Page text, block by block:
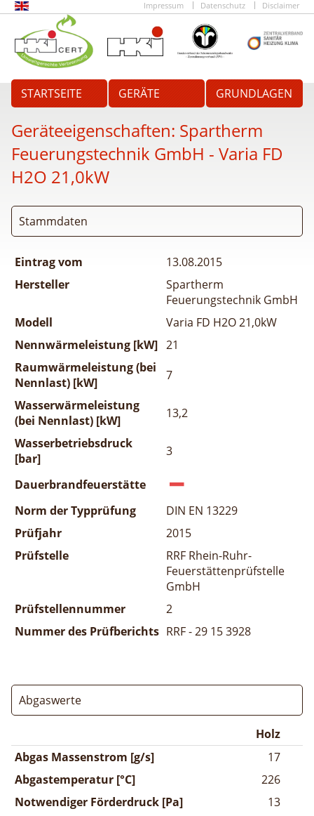
Impressum Datenschutz Disclaimer
STARTSEITE GERÄTE GRUNDLAGEN
Geräteeigenschaften: Spartherm
Feuerungstechnik GmbH - Varia FD
H2O 21,0kW
Stammdaten
Eintrag vom
13.08.2015
Hersteller
Spartherm
Feuerungstechnik GmbH
Modell
Varia FD H2O 21,0kW
Nennwärmeleistung [kW] 21
Raumwärmeleistung (bei
Nennlast) [kW]
7
Wasserwärmeleistung
(bei Nennlast) [kW]
13,2
Wasserbetriebsdruck
[bar]
3
Dauerbrandfeuerstätte
Norm der Typprüfung
DIN EN 13229
Prüfjahr
2015
Prüfstelle
RRF Rhein-Ruhr-
Feuerstättenprüfstelle
GmbH
Prüfstellennummer
2
Nummer des Prüfberichts RRF - 29 15 3928
Abgaswerte
Holz
Abgas Massenstrom [g/s]
17
Abgastemperatur [°C]
226
Notwendiger Förderdruck [Pa]
13